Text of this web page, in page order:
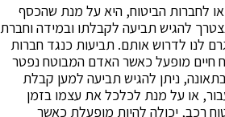
לחברות הביטוח, היא על מנת שהכסף
להגיש תביעה לקבלתו ובמידה וחברת
לנו לדרוש אותם. תביעות כנגד חברות
חיים מופעל כאשר האדם המבוטח נפטר
ניתן להגיש תביעה למען קבלת
או על מנת לכלכל את עצמו בזמן
רכב, יכולה להיות מופעלת כאשר